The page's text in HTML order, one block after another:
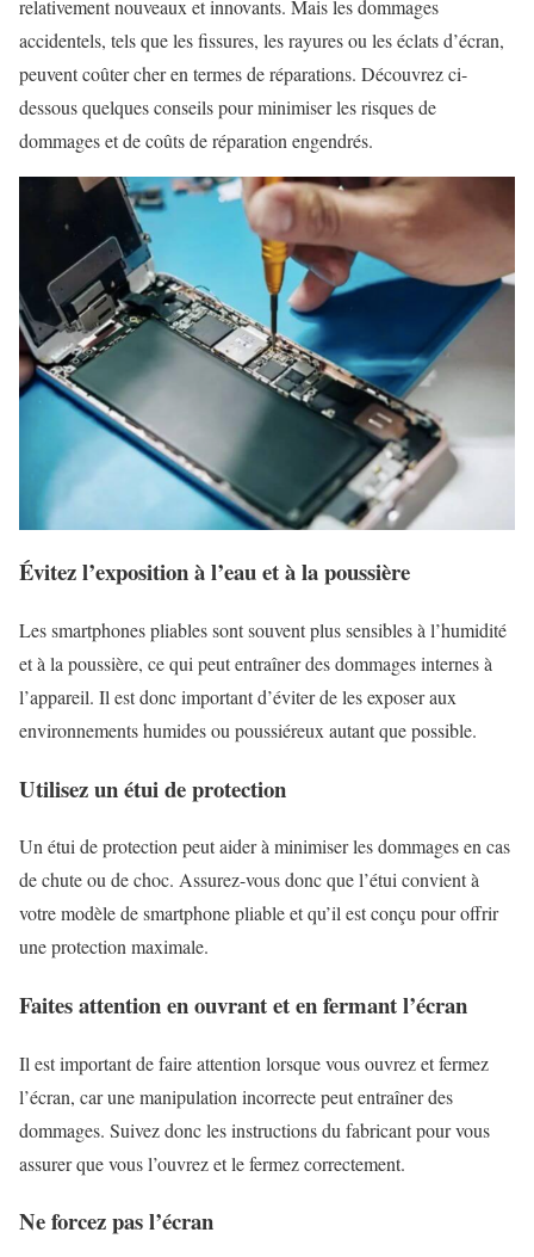
relativement nouveaux et innovants. Mais les dommages
accidentels, tels que les fissures, les rayures ou les éclats d’écran,
peuvent coûter cher en termes de réparations. Découvrez ci-
dessous quelques conseils pour minimiser les risques de
dommages et de coûts de réparation engendrés.
Évitez l’exposition à l’eau et à la poussière
Les smartphones pliables sont souvent plus sensibles à l’humidité
et à la poussière, ce qui peut entraîner des dommages internes à
l’appareil. Il est donc important d’éviter de les exposer aux
environnements humides ou poussiéreux autant que possible.
Utilisez un étui de protection
Un étui de protection peut aider à minimiser les dommages en cas
de chute ou de choc. Assurez-vous donc que l’étui convient à
votre modèle de smartphone pliable et qu’il est conçu pour offrir
une protection maximale.
Faites attention en ouvrant et en fermant l’écran
Il est important de faire attention lorsque vous ouvrez et fermez
l’écran, car une manipulation incorrecte peut entraîner des
dommages. Suivez donc les instructions du fabricant pour vous
assurer que vous l’ouvrez et le fermez correctement.
Ne forcez pas l’écran